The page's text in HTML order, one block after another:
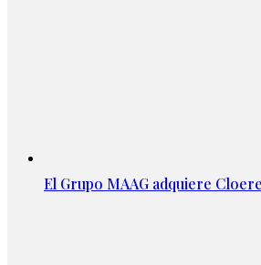
El Grupo MAAG adquiere